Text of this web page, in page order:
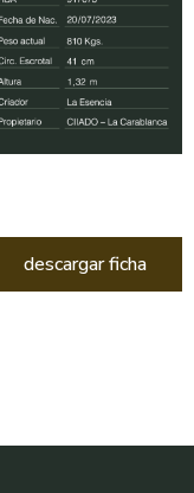
descargar ficha